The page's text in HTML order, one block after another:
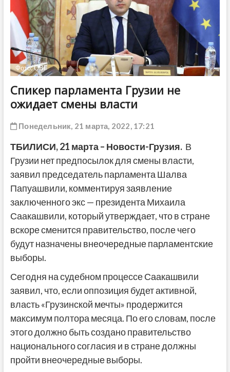
Фото: ОВГ
Спикер парламента Грузии не
ожидает смены власти
Понедельник, 21 марта, 2022, 17:21
ТБИЛИСИ, 21 марта – Новости-Грузия. В
Грузии нет предпосылок для смены власти,
заявил председатель парламента Шалва
Папуашвили, комментируя заявление
заключенного экс — президента Михаила
Саакашвили, который утверждает, что в стране
вскоре сменится правительство, после чего
будут назначены внеочередные парламентские
выборы.
Сегодня на судебном процессе Саакашвили
заявил, что, если оппозиция будет активной,
власть «Грузинской мечты» продержится
максимум полтора месяца. По его словам, после
этого должно быть создано правительство
национального согласия и в стране должны
пройти внеочередные выборы.